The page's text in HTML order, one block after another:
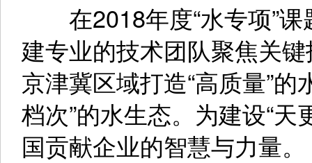
在2018年度“水专项”课
建专业的技术团队聚焦关
京津冀区域打造“高质量”的
档次”的水生态。为建设“
国贡献企业的智慧与力量。